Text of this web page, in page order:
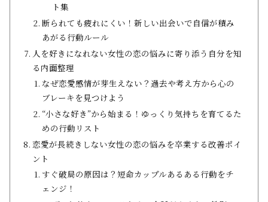
ト集
断られても疲れにくい！新しい出会いで自信が積み
あがる行動ルール
人を好きになれない女性の恋の悩みに寄り添う自分を知
る内面整理
なぜ恋愛感情が芽生えない？過去や考え方から心の
ブレーキを見つけよう
“小さな好き”から始まる！ゆっくり気持ちを育てるた
めの行動リスト
恋愛が長続きしない女性の恋の悩みを卒業する改善ポイ
ント
すぐ破局の原因は？短命カップルあるある行動をチ
ェンジ！